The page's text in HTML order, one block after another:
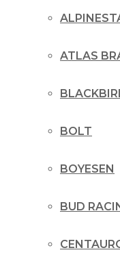
ATLAS
BOLT
BOYESEN
BUD